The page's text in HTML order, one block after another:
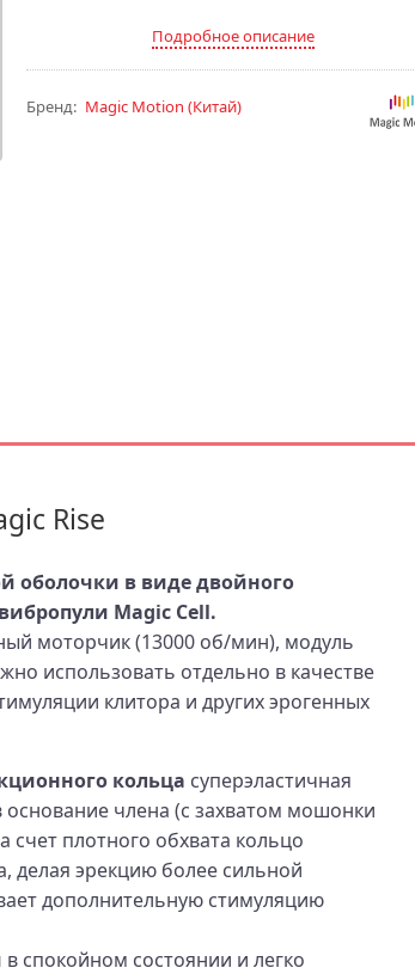
Подробное описание
Бренд: Magic Motion (Китай)
Rise
оболочки в виде двойного
Magic Cell.
моторчик (13000 об/мин), модуль
использовать отдельно в качестве
клитора и других эрогенных
кольца суперэластичная
основание члена (с захватом мошонки
счет плотного обхвата кольцо
делая эрекцию более сильной
дополнительную стимуляцию
в спокойном состоянии и легко